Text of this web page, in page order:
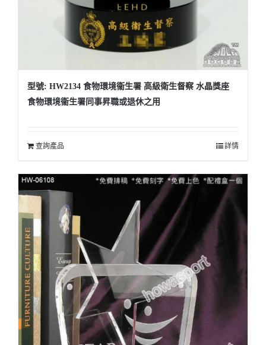
型號: HW2134 食物環境衞生署 高級衛生督察 水晶獎座
食物環境衞生署同事昇職或退休之用
查詢產品 詳情